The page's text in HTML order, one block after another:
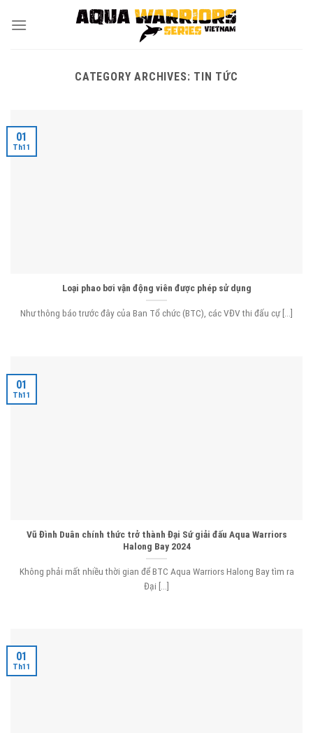
CATEGORY ARCHIVES: TIN TỨC
Loại phao bơi vận động viên được phép sử dụng
Như thông báo trước đây của Ban Tổ chức (BTC), các VĐV thi đấu cự [...]
01
Th11
Vũ Đình Duân chính thức trở thành Đại Sứ giải đấu Aqua Warriors
Halong Bay 2024
Không phải mất nhiều thời gian để BTC Aqua Warriors Halong Bay tìm ra
Đại [...]
01
Th11
01
Th11